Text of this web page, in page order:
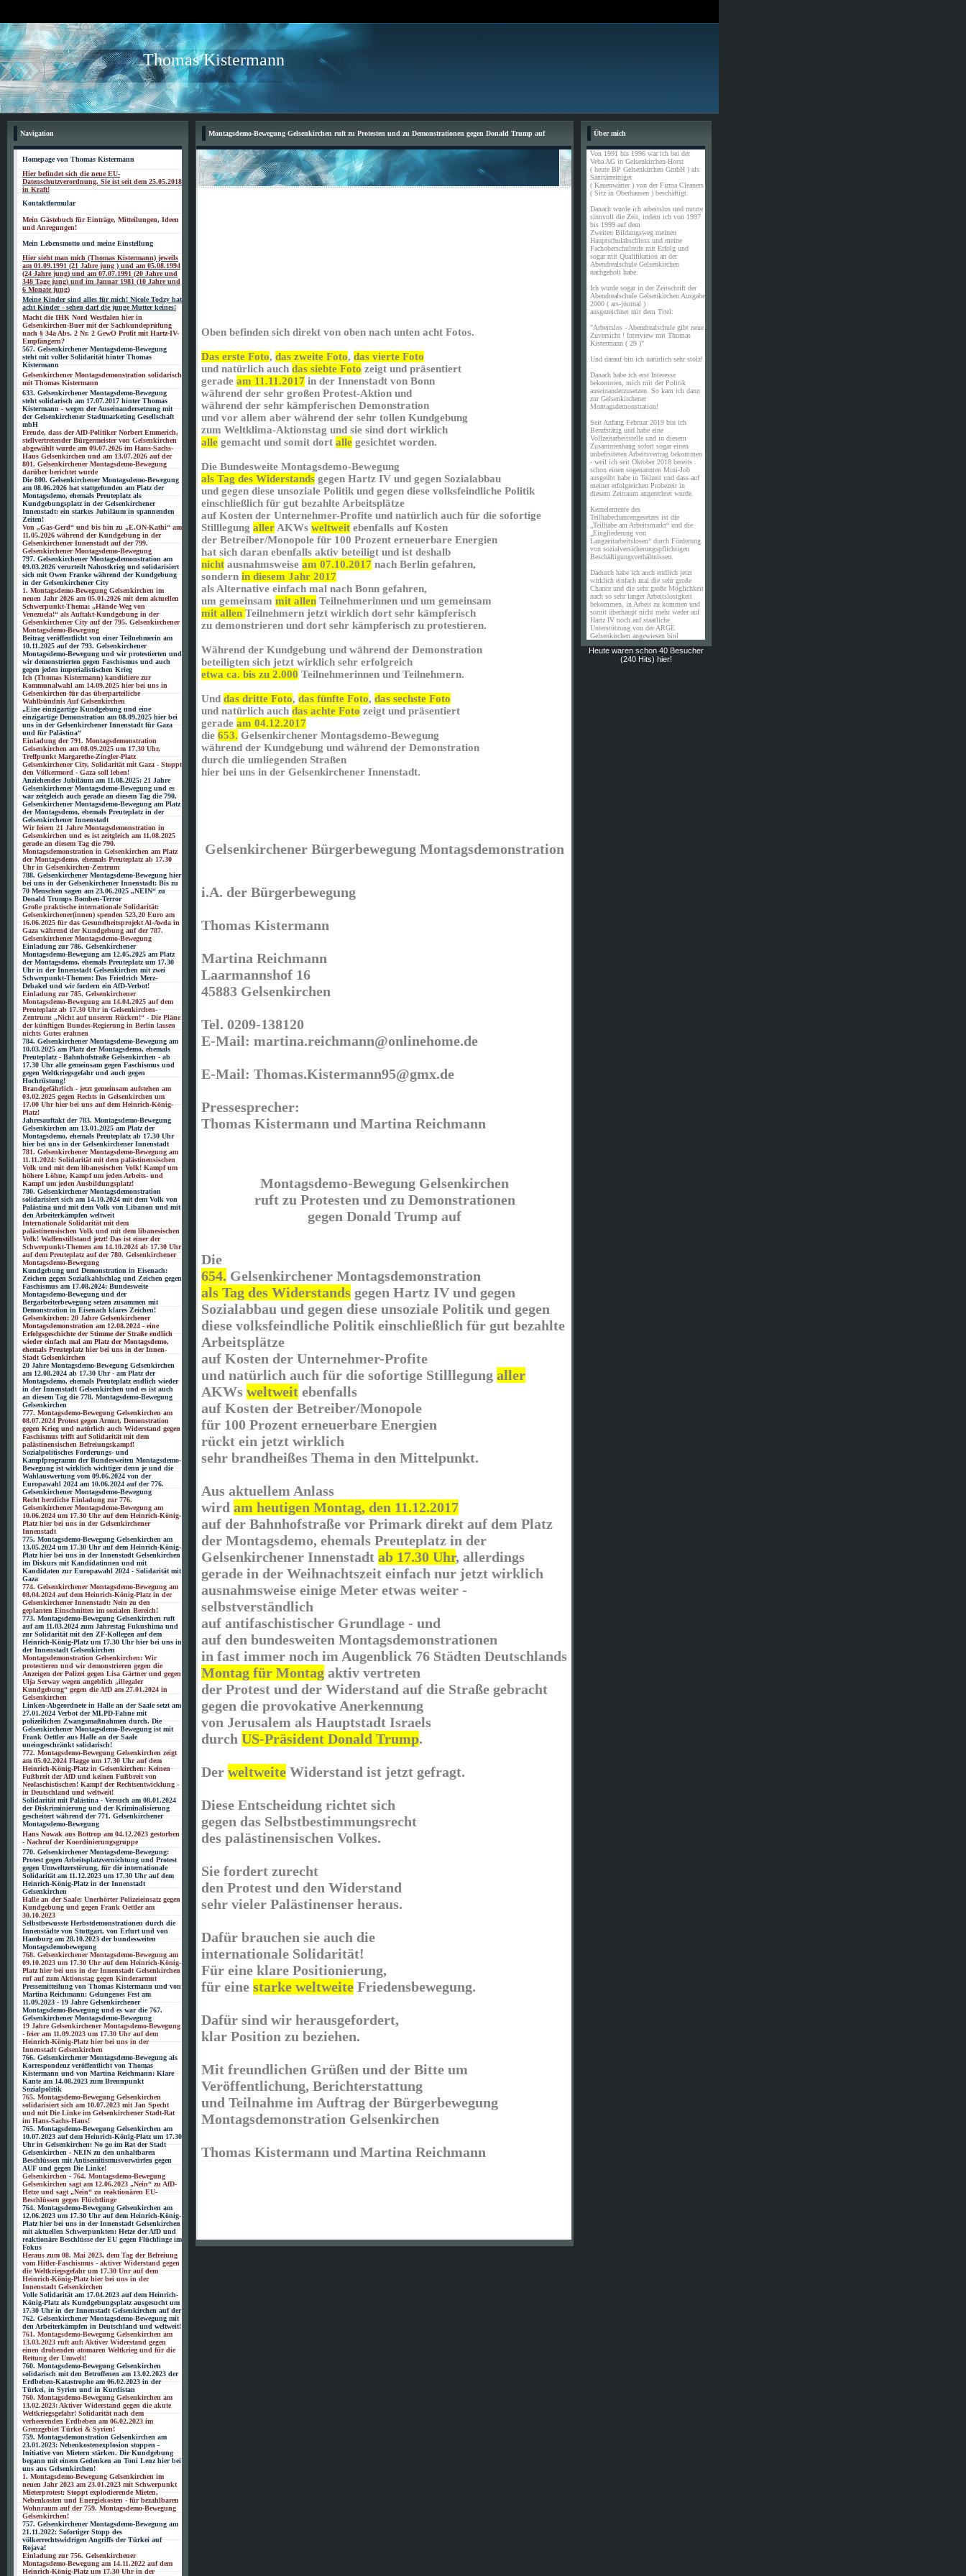
Thomas Kistermann
Navigation
Homepage von Thomas Kistermann
Hier befindet sich die neue EU-
Datenschutzverordnung. Sie ist seit dem 25.05.2018
in Kraft!
Kontaktformular
Mein Gästebuch für Einträge, Mitteilungen, Ideen
und Anregungen!
Mein Lebensmotto und meine Einstellung
Hier sieht man mich (Thomas Kistermann) jeweils
am 01.09.1991 (21 Jahre jung ) und am 05.08.1994
(24 Jahre jung) und am 07.07.1991 (20 Jahre und
348 Tage jung) und im Januar 1981 (10 Jahre und
6 Monate jung)
Meine Kinder sind alles für mich! Nicole Todzy hat
acht Kinder - sehen darf die junge Mutter keines!
Macht die IHK Nord Westfalen hier in
Gelsenkirchen-Buer mit der Sachkundeprüfung
nach § 34a Abs. 2 Nr. 2 GewO Profit mit Hartz-IV-
Empfängern?
567. Gelsenkirchener Montagsdemo-Bewegung
steht mit voller Solidarität hinter Thomas
Kistermann
Gelsenkirchener Montagsdemonstration solidarisch
mit Thomas Kistermann
633. Gelsenkirchener Montagsdemo-Bewegung
steht solidarisch am 17.07.2017 hinter Thomas
Kistermann - wegen der Auseinandersetzung mit
der Gelsenkirchener Stadtmarketing Gesellschaft
mbH
Freude, dass der AfD-Politiker Norbert Emmerich,
stellvertretender Bürgermeister von Gelsenkirchen
abgewählt wurde am 09.07.2026 im Hans-Sachs-
Haus Gelsenkirchen und am 13.07.2026 auf der
801. Gelsenkirchener Montagsdemo-Bewegung
darüber berichtet wurde
Die 800. Gelsenkirchener Montagsdemo-Bewegung
am 08.06.2026 hat stattgefunden am Platz der
Montagsdemo, ehemals Preuteplatz als
Kundgebungsplatz in der Gelsenkirchener
Innenstadt: ein starkes Jubiläum in spannenden
Zeiten!
Von „Gas-Gerd“ und bis hin zu „E.ON-Kathi“ am
11.05.2026 während der Kundgebung in der
Gelsenkirchener Innenstadt auf der 799.
Gelsenkirchener Montagsdemo-Bewegung
797. Gelsenkirchener Montagsdemonstration am
09.03.2026 verurteilt Nahostkrieg und solidarisiert
sich mit Owen Franke während der Kundgebung
in der Gelsenkirchener City
1. Montagsdemo-Bewegung Gelsenkirchen im
neuen Jahr 2026 am 05.01.2026 mit dem aktuellen
Schwerpunkt-Thema: „Hände Weg von
Venezuela!“ als Auftakt-Kundgebung in der
Gelsenkirchener City auf der 795. Gelsenkirchener
Montagsdemo-Bewegung
Beitrag veröffentlicht von einer Teilnehmerin am
10.11.2025 auf der 793. Gelsenkirchener
Montagsdemo-Bewegung und wir protestierten und
wir demonstrierten gegen Faschismus und auch
gegen jeden imperialistischen Krieg
Ich (Thomas Kistermann) kandidiere zur
Kommunalwahl am 14.09.2025 hier bei uns in
Gelsenkirchen für das überparteiliche
Wahlbündnis Auf Gelsenkirchen
„Eine einzigartige Kundgebung und eine
einzigartige Demonstration am 08.09.2025 hier bei
uns in der Gelsenkirchener Innenstadt für Gaza
und für Palästina“
Einladung der 791. Montagsdemonstration
Gelsenkirchen am 08.09.2025 um 17.30 Uhr,
Treffpunkt Margarethe-Zingler-Platz
Gelsenkirchener City, Solidarität mit Gaza - Stoppt
den Völkermord - Gaza soll leben!
Anziehendes Jubiläum am 11.08.2025: 21 Jahre
Gelsenkirchener Montagsdemo-Bewegung und es
war zeitgleich auch gerade an diesem Tag die 790.
Gelsenkirchener Montagsdemo-Bewegung am Platz
der Montagsdemo, ehemals Preuteplatz in der
Gelsenkirchener Innenstadt
Wir feiern 21 Jahre Montagsdemonstration in
Gelsenkirchen und es ist zeitgleich am 11.08.2025
gerade an diesem Tag die 790.
Montagsdemonstration in Gelsenkirchen am Platz
der Montagsdemo, ehemals Preuteplatz ab 17.30
Uhr in Gelsenkirchen-Zentrum
788. Gelsenkirchener Montagsdemo-Bewegung hier
bei uns in der Gelsenkirchener Innenstadt: Bis zu
70 Menschen sagen am 23.06.2025 „NEIN“ zu
Donald Trumps Bomben-Terror
Große praktische internationale Solidarität:
Gelsenkirchener(innen) spenden 523,20 Euro am
16.06.2025 für das Gesundheitsprojekt Al-Awda in
Gaza während der Kundgebung auf der 787.
Gelsenkirchener Montagsdemo-Bewegung
Einladung zur 786. Gelsenkirchener
Montagsdemo-Bewegung am 12.05.2025 am Platz
der Montagsdemo, ehemals Preuteplatz um 17.30
Uhr in der Innenstadt Gelsenkirchen mit zwei
Schwerpunkt-Themen: Das Friedrich Merz-
Debakel und wir fordern ein AfD-Verbot!
Einladung zur 785. Gelsenkirchener
Montagsdemo-Bewegung am 14.04.2025 auf dem
Preuteplatz ab 17.30 Uhr in Gelsenkirchen-
Zentrum: „Nicht auf unseren Rücken!“ - Die Pläne
der künftigen Bundes-Regierung in Berlin lassen
nichts Gutes erahnen
784. Gelsenkirchener Montagsdemo-Bewegung am
10.03.2025 am Platz der Montagsdemo, ehemals
Preuteplatz - Bahnhofstraße Gelsenkirchen - ab
17.30 Uhr alle gemeinsam gegen Faschismus und
gegen Weltkriegsgefahr und auch gegen
Hochrüstung!
Brandgefährlich - jetzt gemeinsam aufstehen am
03.02.2025 gegen Rechts in Gelsenkirchen um
17.00 Uhr hier bei uns auf dem Heinrich-König-
Platz!
Jahresauftakt der 783. Montagsdemo-Bewegung
Gelsenkirchen am 13.01.2025 am Platz der
Montagsdemo, ehemals Preuteplatz ab 17.30 Uhr
hier bei uns in der Gelsenkirchener Innenstadt
781. Gelsenkirchener Montagsdemo-Bewegung am
11.11.2024: Solidarität mit dem palästinensischen
Volk und mit dem libanesischen Volk! Kampf um
höhere Löhne, Kampf um jeden Arbeits- und
Kampf um jeden Ausbildungsplatz!
780. Gelsenkirchener Montagsdemonstration
solidarisiert sich am 14.10.2024 mit dem Volk von
Palästina und mit dem Volk von Libanon und mit
den Arbeiterkämpfen weltweit
Internationale Solidarität mit dem
palästinensischen Volk und mit dem libanesischen
Volk! Waffenstillstand jetzt! Das ist einer der
Schwerpunkt-Themen am 14.10.2024 ab 17.30 Uhr
auf dem Preuteplatz auf der 780. Gelsenkirchener
Montagsdemo-Bewegung
Kundgebung und Demonstration in Eisenach:
Zeichen gegen Sozialkahlschlag und Zeichen gegen
Faschismus am 17.08.2024: Bundesweite
Montagsdemo-Bewegung und der
Bergarbeiterbewegung setzen zusammen mit
Demonstration in Eisenach klares Zeichen!
Gelsenkirchen: 20 Jahre Gelsenkirchener
Montagsdemonstration am 12.08.2024 - eine
Erfolgsgeschichte der Stimme der Straße endlich
wieder einfach mal am Platz der Montagsdemo,
ehemals Preuteplatz hier bei uns in der Innen-
Stadt Gelsenkirchen
20 Jahre Montagsdemo-Bewegung Gelsenkirchen
am 12.08.2024 ab 17.30 Uhr - am Platz der
Montagsdemo, ehemals Preuteplatz endlich wieder
in der Innenstadt Gelsenkirchen und es ist auch
an diesem Tag die 778. Montagsdemo-Bewegung
Gelsenkirchen
777. Montagsdemo-Bewegung Gelsenkirchen am
08.07.2024 Protest gegen Armut, Demonstration
gegen Krieg und natürlich auch Widerstand gegen
Faschismus trifft auf Solidarität mit dem
palästinensischen Befreiungskampf!
Sozialpolitisches Forderungs- und
Kampfprogramm der Bundesweiten Montagsdemo-
Bewegung ist wirklich wichtiger denn je und die
Wahlauswertung vom 09.06.2024 von der
Europawahl 2024 am 10.06.2024 auf der 776.
Gelsenkirchener Montagsdemo-Bewegung
Recht herzliche Einladung zur 776.
Gelsenkirchener Montagsdemo-Bewegung am
10.06.2024 um 17.30 Uhr auf dem Heinrich-König-
Platz hier bei uns in der Gelsenkirchener
Innenstadt
775. Montagsdemo-Bewegung Gelsenkirchen am
13.05.2024 um 17.30 Uhr auf dem Heinrich-König-
Platz hier bei uns in der Innenstadt Gelsenkirchen
im Diskurs mit Kandidatinnen und mit
Kandidaten zur Europawahl 2024 - Solidarität mit
Gaza
774. Gelsenkirchener Montagsdemo-Bewegung am
08.04.2024 auf dem Heinrich-König-Platz in der
Gelsenkirchener Innenstadt: Nein zu den
geplanten Einschnitten im sozialen Bereich!
773. Montagsdemo-Bewegung Gelsenkirchen ruft
auf am 11.03.2024 zum Jahrestag Fukushima und
zur Solidarität mit den ZF-Kollegen auf dem
Heinrich-König-Platz um 17.30 Uhr hier bei uns in
der Innenstadt Gelsenkirchen
Montagsdemonstration Gelsenkirchen: Wir
protestieren und wir demonstrieren gegen die
Anzeigen der Polizei gegen Lisa Gärtner und gegen
Ulja Serway wegen angeblich „illegaler
Kundgebung“ gegen die AfD am 27.01.2024 in
Gelsenkirchen
Linken-Abgeordnete in Halle an der Saale setzt am
27.01.2024 Verbot der MLPD-Fahne mit
polizeilichen Zwangsmaßnahmen durch. Die
Gelsenkirchener Montagsdemo-Bewegung ist mit
Frank Oettler aus Halle an der Saale
uneingeschränkt solidarisch!
772. Montagsdemo-Bewegung Gelsenkirchen zeigt
am 05.02.2024 Flagge um 17.30 Uhr auf dem
Heinrich-König-Platz in Gelsenkirchen: Keinen
Fußbreit der AfD und keinen Fußbreit von
Neofaschistischen! Kampf der Rechtsentwicklung -
in Deutschland und weltweit!
Solidarität mit Palästina - Versuch am 08.01.2024
der Diskriminierung und der Kriminalisierung
gescheitert während der 771. Gelsenkirchener
Montagsdemo-Bewegung
Hans Nowak aus Bottrop am 04.12.2023 gestorben
- Nachruf der Koordinierungsgruppe
770. Gelsenkirchener Montagsdemo-Bewegung:
Protest gegen Arbeitsplatzvernichtung und Protest
gegen Umweltzerstörung, für die internationale
Solidarität am 11.12.2023 um 17.30 Uhr auf dem
Heinrich-König-Platz in der Innenstadt
Gelsenkirchen
Halle an der Saale: Unerhörter Polizeieinsatz gegen
Kundgebung und gegen Frank Oettler am
30.10.2023
Selbstbewusste Herbstdemonstrationen durch die
Innenstädte von Stuttgart, von Erfurt und von
Hamburg am 28.10.2023 der bundesweiten
Montagsdemobewegung
768. Gelsenkirchener Montagsdemo-Bewegung am
09.10.2023 um 17.30 Uhr auf dem Heinrich-König-
Platz hier bei uns in der Innenstadt Gelsenkirchen
ruf auf zum Aktionstag gegen Kinderarmut
Pressemitteilung von Thomas Kistermann und von
Martina Reichmann: Gelungenes Fest am
11.09.2023 - 19 Jahre Gelsenkirchener
Montagsdemo-Bewegung und es war die 767.
Gelsenkirchener Montagsdemo-Bewegung
19 Jahre Gelsenkirchener Montagsdemo-Bewegung
- feier am 11.09.2023 um 17.30 Uhr auf dem
Heinrich-König-Platz hier bei uns in der
Innenstadt Gelsenkirchen
766. Gelsenkirchener Montagsdemo-Bewegung als
Korrespondenz veröffentlicht von Thomas
Kistermann und von Martina Reichmann: Klare
Kante am 14.08.2023 zum Brennpunkt
Sozialpolitik
765. Montagsdemo-Bewegung Gelsenkirchen
solidarisiert sich am 10.07.2023 mit Jan Specht
und mit Die Linke im Gelsenkirchener Stadt-Rat
im Hans-Sachs-Haus!
765. Montagsdemo-Bewegung Gelsenkirchen am
10.07.2023 auf dem Heinrich-König-Platz um 17.30
Uhr in Gelsenkirchen: No go im Rat der Stadt
Gelsenkirchen - NEIN zu den unhaltbaren
Beschlüssen mit Antisemitismusvorwürfen gegen
AUF und gegen Die Linke!
Gelsenkirchen - 764. Montagsdemo-Bewegung
Gelsenkirchen sagt am 12.06.2023 „Nein“ zu AfD-
Hetze und sagt „Nein“ zu reaktionären EU-
Beschlüssen gegen Flüchtlinge
764. Montagsdemo-Bewegung Gelsenkirchen am
12.06.2023 um 17.30 Uhr auf dem Heinrich-König-
Platz hier bei uns in der Innenstadt Gelsenkirchen
mit aktuellen Schwerpunkten: Hetze der AfD und
reaktionäre Beschlüsse der EU gegen Flüchlinge im
Fokus
Heraus zum 08. Mai 2023, dem Tag der Befreiung
vom Hitler-Faschismus - aktiver Widerstand gegen
die Weltkriegsgefahr um 17.30 Unr auf dem
Heinrich-König-Platz hier bei uns in der
Innenstadt Gelsenkirchen
Volle Solidarität am 17.04.2023 auf dem Heinrich-
König-Platz als Kundgebungsplatz ausgesucht um
17.30 Uhr in der Innenstadt Gelsenkirchen auf der
762. Gelsenkirchener Montagsdemo-Bewegung mit
den Arbeiterkämpfen in Deutschland und weltweit!
761. Montagsdemo-Bewegung Gelsenkirchen am
13.03.2023 ruft auf: Aktiver Widerstand gegen
einen drohenden atomaren Weltkrieg und für die
Rettung der Umwelt!
760. Montagsdemo-Bewegung Gelsenkirchen
solidarisch mit den Betroffenen am 13.02.2023 der
Erdbeben-Katastrophe am 06.02.2023 in der
Türkei, in Syrien und in Kurdistan
760. Montagsdemo-Bewegung Gelsenkirchen am
13.02.2023: Aktiver Widerstand gegen die akute
Weltkriegsgefahr! Solidarität nach dem
verheerenden Erdbeben am 06.02.2023 im
Grenzgebiet Türkei & Syrien!
759. Montagsdemonstration Gelsenkirchen am
23.01.2023: Nebenkostenexplosion stoppen -
Initiative von Mietern stärken. Die Kundgebung
begann mit einem Gedenken an Toni Lenz hier bei
uns aus Gelsenkirchen!
1. Montagsdemo-Bewegung Gelsenkirchen im
neuen Jahr 2023 am 23.01.2023 mit Schwerpunkt
Mieterprotest: Stoppt explodierende Mieten,
Nebenkosten und Energiekosten - für bezahlbaren
Wohnraum auf der 759. Montagsdemo-Bewegung
Gelsenkirchen!
757. Gelsenkirchener Montagsdemo-Bewegung am
21.11.2022: Sofortiger Stopp des
völkerrechtswidrigen Angriffs der Türkei auf
Rojava!
Einladung zur 756. Gelsenkirchener
Montagsdemo-Bewegung am 14.11.2022 auf dem
Heinrich-König-Platz um 17.30 Uhr in der
Montagsdemo-Bewegung Gelsenkirchen ruft zu Protesten und zu Demonstrationen gegen Donald Trump auf
Oben befinden sich direkt von oben nach unten acht Fotos.
Das erste Foto, das zweite Foto, das vierte Foto
und natürlich auch das siebte Foto zeigt und präsentiert
gerade am 11.11.2017 in der Innenstadt von Bonn
während der sehr großen Protest-Aktion und
während der sehr kämpferischen Demonstration
und vor allem aber während der sehr tollen Kundgebung
zum Weltklima-Aktionstag und sie sind dort wirklich
alle gemacht und somit dort alle gesichtet worden.
Die Bundesweite Montagsdemo-Bewegung
als Tag des Widerstands gegen Hartz IV und gegen Sozialabbau
und gegen diese unsoziale Politik und gegen diese volksfeindliche Politik
einschließlich für gut bezahlte Arbeitsplätze
auf Kosten der Unternehmer-Profite und natürlich auch für die sofortige
Stilllegung allerAKWs weltweit ebenfalls auf Kosten
der Betreiber/Monopole für 100 Prozent erneuerbare Energien
hat sich daran ebenfalls aktiv beteiligt und ist deshalb
nicht ausnahmsweise am 07.10.2017 nach Berlin gefahren,
sondern in diesem Jahr 2017
als Alternative einfach mal nach Bonn gefahren,
um gemeinsam mit allen Teilnehmerinnen und um gemeinsam
mit allen Teilnehmern jetzt wirklich dort sehr kämpferisch
zu demonstrieren und dort sehr kämpferisch zu protestieren.
Während der Kundgebung und während der Demonstration
beteiligten sich jetzt wirklich sehr erfolgreich
etwa ca. bis zu 2.000 Teilnehmerinnen und Teilnehmern.
Und das dritte Foto, das fünfte Foto, das sechste Foto
und natürlich auch das achte Foto zeigt und präsentiert
gerade am 04.12.2017
die 653. Gelsenkirchener Montagsdemo-Bewegung
während der Kundgebung und während der Demonstration
durch die umliegenden Straßen
hier bei uns in der Gelsenkirchener Innenstadt.
Gelsenkirchener Bürgerbewegung Montagsdemonstration
i.A. der Bürgerbewegung
Thomas Kistermann
Martina Reichmann
Laarmannshof 16
45883 Gelsenkirchen
Tel. 0209-138120
E-Mail: martina.reichmann@onlinehome.de
E-Mail: Thomas.Kistermann95@gmx.de
Pressesprecher:
Thomas Kistermann und Martina Reichmann
Montagsdemo-Bewegung Gelsenkirchen
ruft zu Protesten und zu Demonstrationen
gegen Donald Trump auf
Die
654. Gelsenkirchener Montagsdemonstration
als Tag des Widerstands gegen Hartz IV und gegen
Sozialabbau und gegen diese unsoziale Politik und gegen
diese volksfeindliche Politik einschließlich für gut bezahlte
Arbeitsplätze
auf Kosten der Unternehmer-Profite
und natürlich auch für die sofortige Stilllegung aller
AKWs weltweit ebenfalls
auf Kosten der Betreiber/Monopole
für 100 Prozent erneuerbare Energien
rückt ein jetzt wirklich
sehr brandheißes Thema in den Mittelpunkt.
Aus aktuellem Anlass
wird am heutigen Montag, den 11.12.2017
auf der Bahnhofstraße vor Primark direkt auf dem Platz
der Montagsdemo, ehemals Preuteplatz in der
Gelsenkirchener Innenstadt ab 17.30 Uhr, allerdings
gerade in der Weihnachtszeit einfach nur jetzt wirklich
ausnahmsweise einige Meter etwas weiter -
selbstverständlich
auf antifaschistischer Grundlage - und
auf den bundesweiten Montagsdemonstrationen
in fast immer noch im Augenblick 76 Städten Deutschlands
Montag für Montag aktiv vertreten
der Protest und der Widerstand auf die Straße gebracht
gegen die provokative Anerkennung
von Jerusalem als Hauptstadt Israels
durch US-Präsident Donald Trump.
Der weltweite Widerstand ist jetzt gefragt.
Diese Entscheidung richtet sich
gegen das Selbstbestimmungsrecht
des palästinensischen Volkes.
Sie fordert zurecht
den Protest und den Widerstand
sehr vieler Palästinenser heraus.
Dafür brauchen sie auch die
internationale Solidarität!
Für eine klare Positionierung,
für eine starke weltweite Friedensbewegung.
Dafür sind wir herausgefordert,
klar Position zu beziehen.
Mit freundlichen Grüßen und der Bitte um
Veröffentlichung, Berichterstattung
und Teilnahme im Auftrag der Bürgerbewegung
Montagsdemonstration Gelsenkirchen
Thomas Kistermann und Martina Reichmann
Über mich
Von 1991 bis 1996 war ich bei der
Veba AG in Gelsenkirchen-Horst
( heute BP Gelsenkirchen GmbH ) als
Sanitärreiniger
( Kauenwärter ) von der Firma Cleaners
( Sitz in Oberhausen ) beschäftigt.
Danach wurde ich arbeitslos und nutzte
sinnvoll die Zeit, indem ich von 1997
bis 1999 auf dem
Zweiten Bildungsweg meinen
Hauptschulabschluss und meine
Fachoberschulreife mit Erfolg und
sogar mit Qualifikation an der
Abendrealschule Gelsenkirchen
nachgeholt habe.
Ich wurde sogar in der Zeitschrift der
Abendrealschule Gelsenkirchen Ausgabe
2000 ( ars-journal )
ausgezeichnet mit dem Titel:
"Arbeitslos - Abendrealschule gibt neue
Zuversicht ! Interview mit Thomas
Kistermann ( 29 )"
Und darauf bin ich natürlich sehr stolz!
Danach habe ich erst Interesse
bekommen, mich mit der Politik
auseinanderzusetzen. So kam ich dann
zur Gelsenkirchener
Montagsdemonstration!
Seit Anfang Februar 2019 bin ich
Berufstätig und habe eine
Vollzeitarbeitstelle und in diesem
Zusammenhang sofort sogar einen
unbefrsiteten Arbeitsvertrag bekommen
- weil ich seit Oktober 2018 bereits
schon einen sogenannten Mini-Job
ausgeübt habe in Teilzeit und dass auf
meiner erfolgreichen Probezeit in
diesem Zeitraum angerechtet wurde.
Kernelemente des
Teilhabechancengesetzes ist die
„Teilhabe am Arbeitsmarkt“ und die
„Eingliederung von
Langzeitarbeitslosen“ durch Förderung
von sozialversicherungspflichtigen
Beschäftigungsverhältnissen.
Dadurch habe ich auch endlich jetzt
wirklich einfach mal die sehr große
Chance und die sehr große Möglichkeit
nach so sehr langer Arbeitslosigkeit
bekommen, in Arbeit zu kommen und
somit überhaupt nicht mehr weder auf
Hartz IV noch auf staatliche
Unterstützung von der ARGE
Gelsenkirchen angewiesen bin!
Heute waren schon 40 Besucher
(240 Hits) hier!